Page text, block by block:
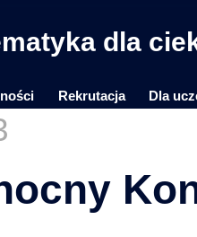
dla
Rekrutacja Dla